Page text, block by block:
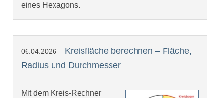
eines Hexagons.
06.04.2026 – Kreisfläche berechnen – Fläche,
Radius und Durchmesser
Mit dem Kreis-Rechner